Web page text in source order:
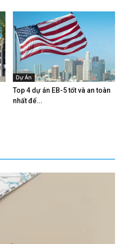
Dự Án
Top 4 dự án EB-5 tốt và an toàn
nhất để...